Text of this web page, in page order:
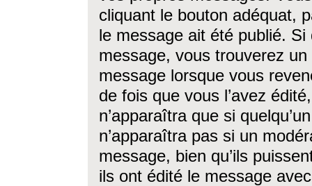
cliquant le bouton adéquat,
le message ait été publié. Si
message, vous trouverez
message lorsque vous
de fois que vous l’avez
n’apparaîtra que si
n’apparaîtra pas si un
message, bien qu’ils
ils ont édité le message